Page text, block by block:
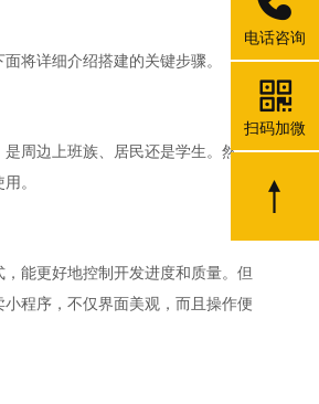
将详细介绍搭建的关键步骤。
周边上班族、居民还是学生。然
。
能更好地控制开发进度和质量。但
程序，不仅界面美观，而且操作便
电话咨询
扫码加微